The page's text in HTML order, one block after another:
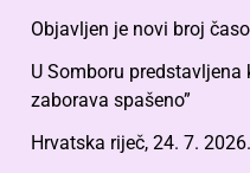
Objavljen je novi broj
U Somboru predstavljena
zaborava spašeno”
Hrvatska riječ, 24. 7. 2026.